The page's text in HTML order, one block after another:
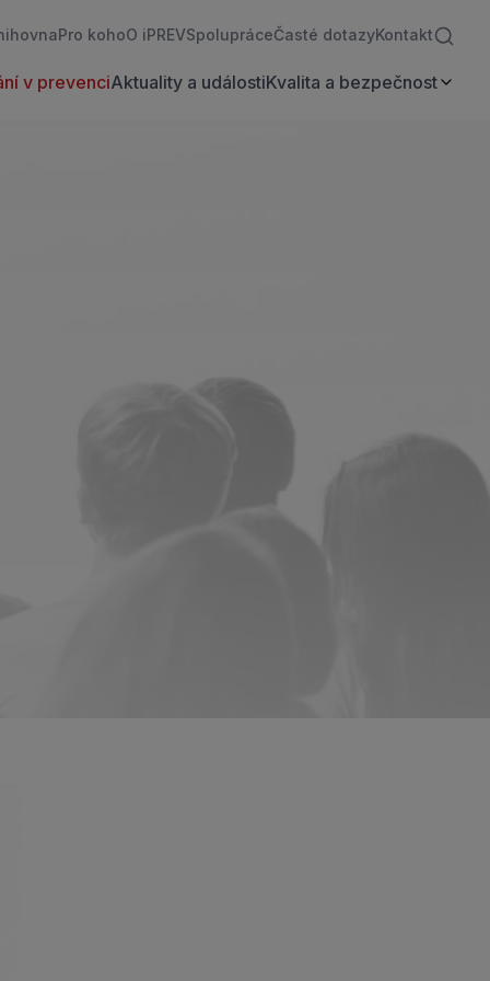
Pro kohoO iPREVSpolupráceČasté dotazyKontakt
v prevenciAktuality a událostiKvalita a bezpečnost